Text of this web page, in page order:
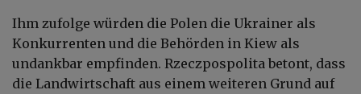
Ihm zufolge würden die Polen die Ukrainer als
Konkurrenten und die Behörden in Kiew als
undankbar empfinden. Rzeczpospolita betont, dass
die Landwirtschaft aus einem weiteren Grund auf